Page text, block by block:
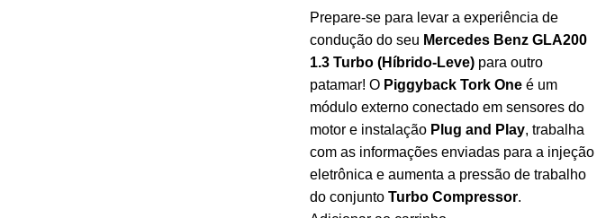
Prepare-se para levar a experiência de
condução do seu Mercedes Benz GLA200
1.3 Turbo (Híbrido-Leve) para outro
patamar! O Piggyback Tork Oneé um
módulo externo conectado em sensores do
motor e instalação Plug and Play, trabalha
com as informações enviadas para a injeção
eletrônica e aumenta a pressão de trabalho
do conjunto Turbo Compressor.